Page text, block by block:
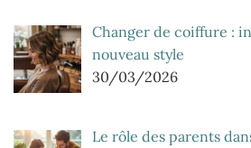
Changer de coiffure :
nouveau style
30/03/2026
Le rôle des parents